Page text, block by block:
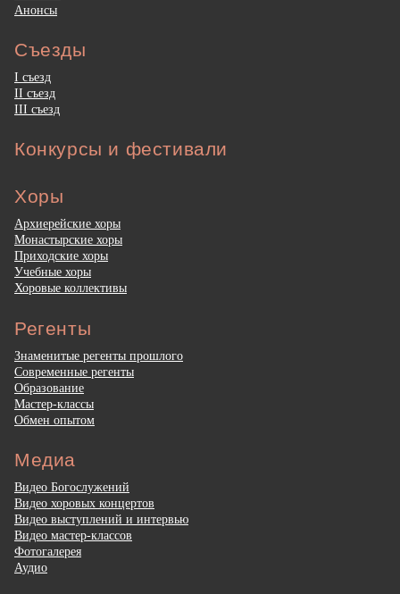
Анонсы
Съезды
I съезд
II съезд
III съезд
Конкурсы и фестивали
Хоры
Архиерейские хоры
Монастырские хоры
Приходские хоры
Учебные хоры
Хоровые коллективы
Регенты
Знаменитые регенты прошлого
Современные регенты
Образование
Мастер-классы
Обмен опытом
Медиа
Видео Богослужений
Видео хоровых концертов
Видео выступлений и интервью
Видео мастер-классов
Фотогалерея
Аудио